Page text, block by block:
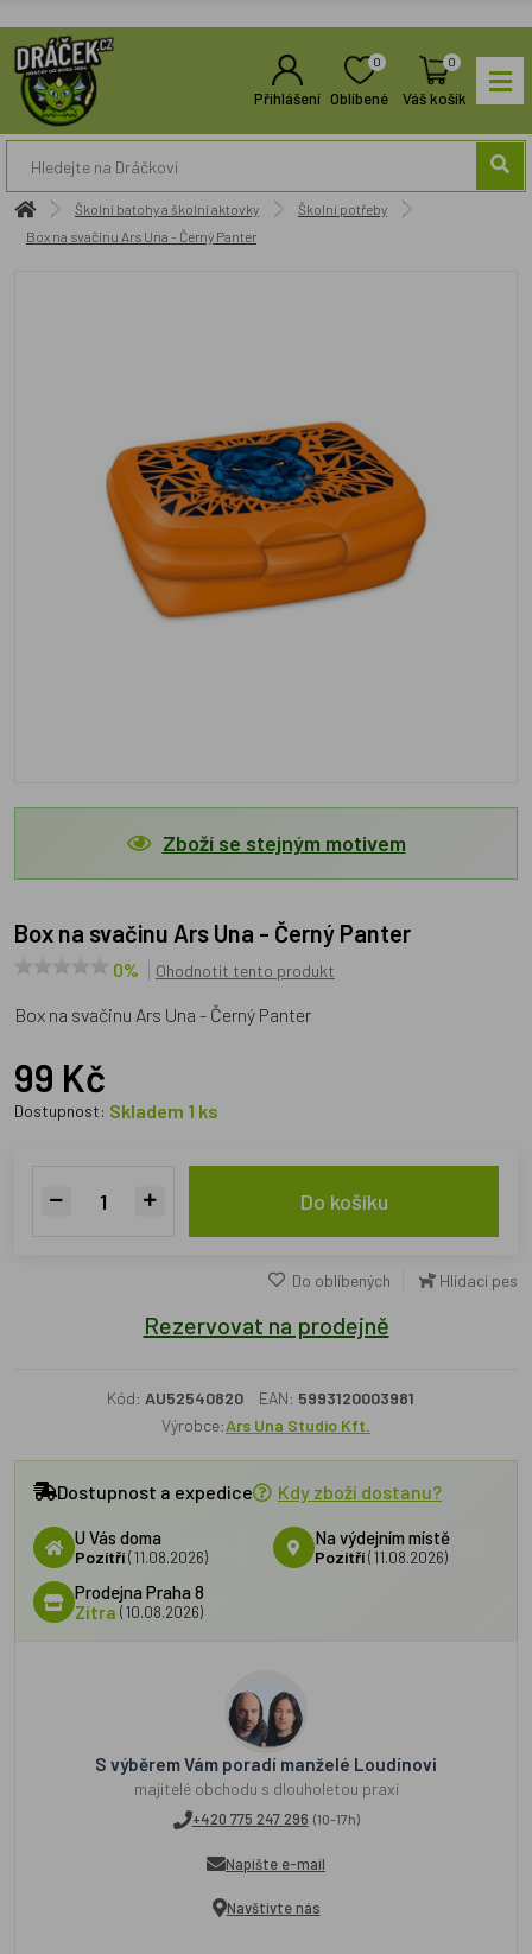
Přihlášení
0
Oblíbené
0
Váš košík
Školní batohy a školní aktovky
Školní potřeby
Box na svačinu Ars Una - Černý Panter
Zboží se stejným motivem
Box na svačinu Ars Una - Černý Panter
0% Ohodnotit tento produkt
Box na svačinu Ars Una - Černý Panter
99 Kč
Dostupnost: Skladem 1 ks
Do košíku
Do oblíbených Hlídací pes
Rezervovat na prodejně
Kód: AU52540820 EAN: 5993120003981
Výrobce:Ars Una Studio Kft.
Dostupnost a expedice Kdy zboží dostanu?
U Vás doma
Pozítří(11.08.2026)
Na výdejním místě
Pozítří (11.08.2026)
Prodejna Praha 8
Zítra (10.08.2026)
S výběrem Vám poradí manželé Loudínovi
majitelé obchodu s dlouholetou praxí
+420 775 247 296 (10-17h)
Napište e-mail
Navštivte nás